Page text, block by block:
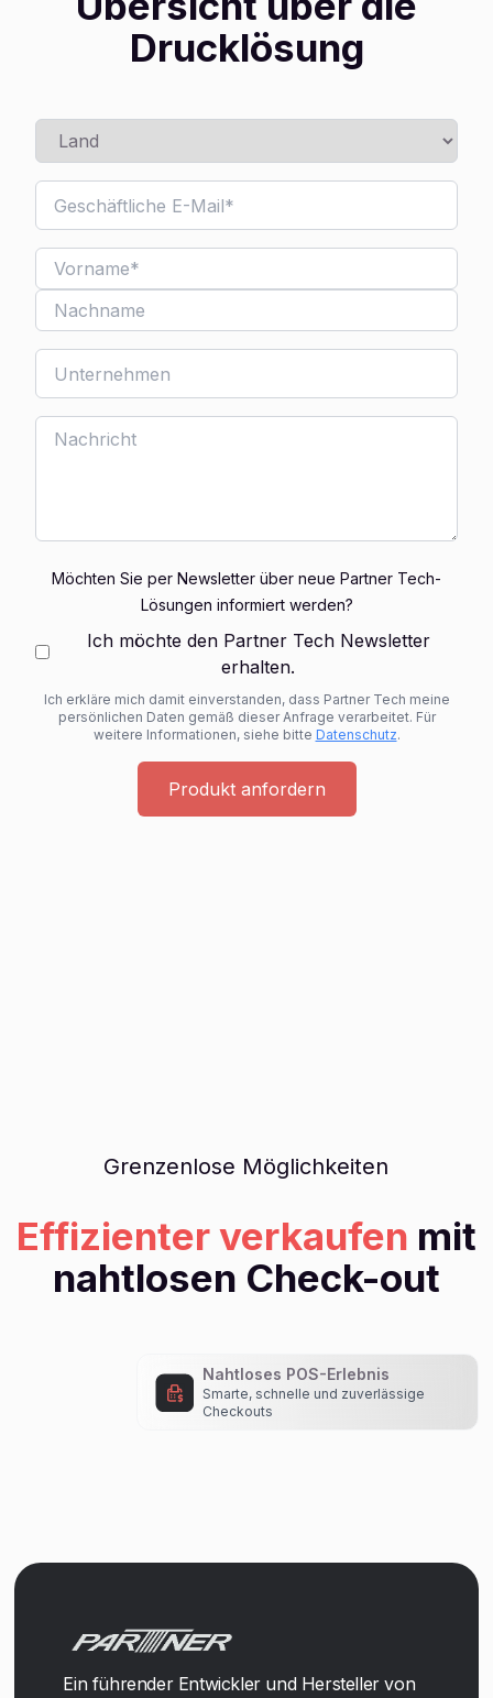
Drucklösung
Möchten Sie per Newsletter über neue Partner Tech-
Lösungen informiert werden?
Ich möchte den Partner Tech Newsletter
erhalten.
Ich erkläre mich damit einverstanden, dass Partner Tech meine
persönlichen Daten gemäß dieser Anfrage verarbeitet. Für
weitere Informationen, siehe bitte Datenschutz.
Produkt anfordern
Grenzenlose Möglichkeiten
Effizienter verkaufen mit
nahtlosen Check-out
Nahtloses POS-Erlebnis
Smarte, schnelle und zuverlässige
Checkouts
Ein führender Entwickler und Hersteller von